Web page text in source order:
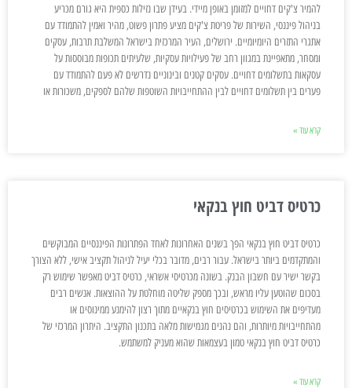
להמיר צ'קים דחויים למזומן באופן מיידי. בעידן שבו נזילות כספית היא גורם מכריע
בניהול פיננסי, השירות של פריטת צ'קים מציע פתרון פשוט, מהיר ואמין להתמודד עם
אתגרי התזרים היומיומיים. ירושלים, העיר המרכזית בישראל המשלבת תרבות, עסקים
ומסחר, מתאפיינת במגוון רחב של פעילויות עסקיות, שלעיתים תכופות מבוססות על
עסקאות בתשלומים דחויים. עסקים קטנים ובינוניים נדרשים לא פעם להתמודד עם
פערים בין תשלומים דחויים לבין ההתחייבויות השוטפות שלהם לספקים, משכורות או
קרא עוד »
כרטיס דביט חוץ בנקאי
כרטיס דביט חוץ בנקאי הפך בשנים האחרונות לאחד הפתרונות הפיננסיים המבוקשים
והמתקדמים ביותר בישראל. עבור רבים, מדובר בכלי יעיל לניהול תקציב אישי, ללא הצורך
בקשר ישיר עם חשבון הבנק. בשונה מכרטיסי אשראי, כרטיס דביט מאפשר שימוש רק
בסכום שהוטען עליו מראש, ובכך מספק שליטה מוחלטת על ההוצאות. אנשים רבים
מעדיפים את השימוש בכרטיסים חוץ בנקאיים מתוך רצון להימנע ממינוסים או
מהתחייבויות מיותרות, והם נהנים מגמישות מלאה בתכנון התקציב. היתרון המרכזי של
כרטיס דביט חוץ בנקאי טמון בעצמאות שהוא מעניק למשתמש.
קרא עוד »